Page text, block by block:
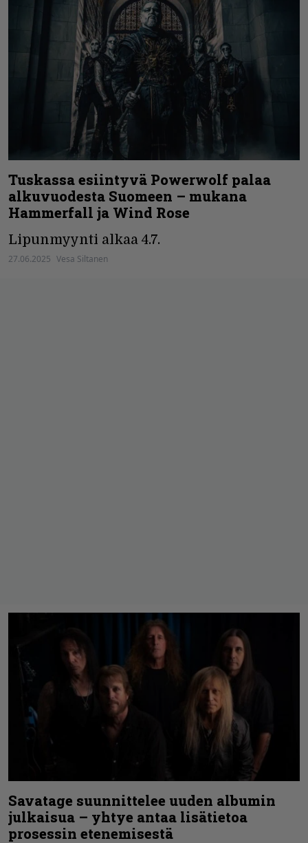
Tuskassa esiintyvä Powerwolf palaa
alkuvuodesta Suomeen – mukana
Hammerfall ja Wind Rose
Lipunmyynti alkaa 4.7.
27.06.2025 Vesa Siltanen
Savatage suunnittelee uuden albumin
julkaisua – yhtye antaa lisätietoa
prosessin etenemisestä